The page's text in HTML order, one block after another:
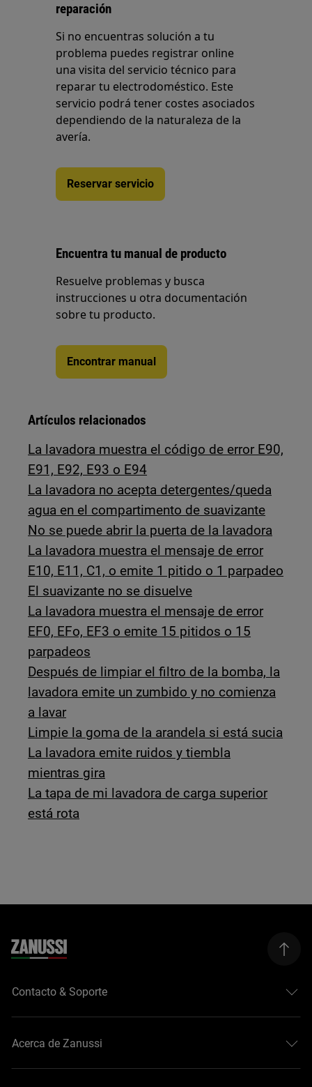
reparación
Si no encuentras solución a tu
problema puedes registrar online
una visita del servicio técnico para
reparar tu electrodoméstico. Este
servicio podrá tener costes asociados
dependiendo de la naturaleza de la
avería.
Reservar servicio
Encuentra tu manual de producto
Resuelve problemas y busca
instrucciones u otra documentación
sobre tu producto.
Encontrar manual
Artículos relacionados
La lavadora muestra el código de error E90,
E91, E92, E93 o E94
La lavadora no acepta detergentes/queda
agua en el compartimento de suavizante
No se puede abrir la puerta de la lavadora
La lavadora muestra el mensaje de error
E10, E11, C1, o emite 1 pitido o 1 parpadeo
El suavizante no se disuelve
La lavadora muestra el mensaje de error
EF0, EFo, EF3 o emite 15 pitidos o 15
parpadeos
Después de limpiar el filtro de la bomba, la
lavadora emite un zumbido y no comienza
a lavar
Limpie la goma de la arandela si está sucia
La lavadora emite ruidos y tiembla
mientras gira
La tapa de mi lavadora de carga superior
está rota
Contacto & Soporte
Acerca de Zanussi